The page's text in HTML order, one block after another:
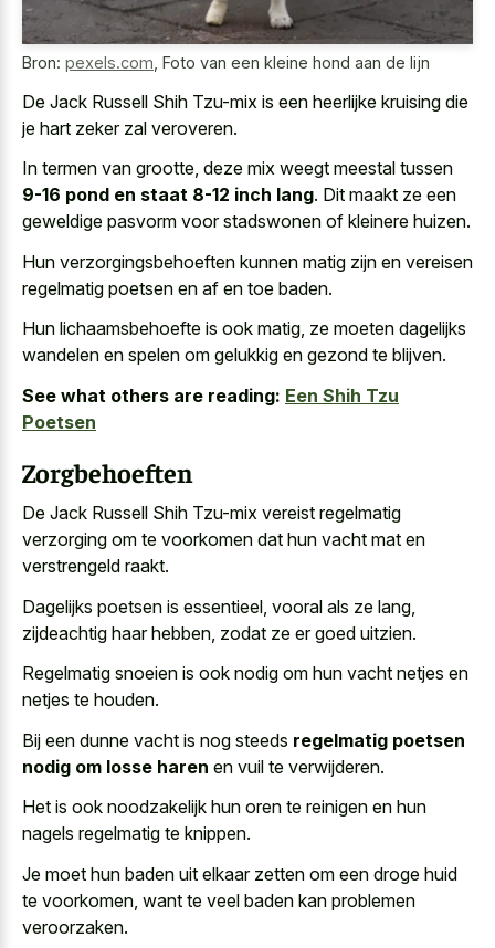
Bron: pexels.com Foto van een kleine hond aan de lijn
De Jack Russell Shih Tzu-mix is een heerlijke kruising die
je hart zekerzal veroveren.
In termen van grootte, deze mix weegt meestal tussen
9-16 pond en staat 8-12 inch lang. Dit maakt ze een
geweldige pasvorm voor stadswonen of kleinere huizen.
Hun verzorgingsbehoeften kunnen matig zijn en vereisen
regelmatig poetsen en af en toe baden.
Hun lichaamsbehoefte is ook matig, ze moeten dagelijks
wandelen en spelen om gelukkig en gezond te blijven.
See what others are reading: Een Shih Tzu
Poetsen
Zorgbehoeften
De Jack Russell Shih Tzu-mix vereist regelmatig
verzorging om te voorkomen dat hun vacht mat en
verstrengeld raakt.
Dagelijks poetsen is essentieel, vooral als ze lang,
zijdeachtig haar hebben, zodat ze er goed uitzien.
Regelmatig snoeien is ook nodig om hun vacht netjes en
netjes te houden.
Bij een dunne vacht is nog steeds regelmatig poetsen
nodig om losse haren en vuil te verwijderen.
Het is ook noodzakelijk hun oren te reinigen en hun
nagels regelmatig te knippen.
Je moet hun baden uit elkaar zetten om een droge huid
te voorkomen, want te veel baden kan problemen
veroorzaken.